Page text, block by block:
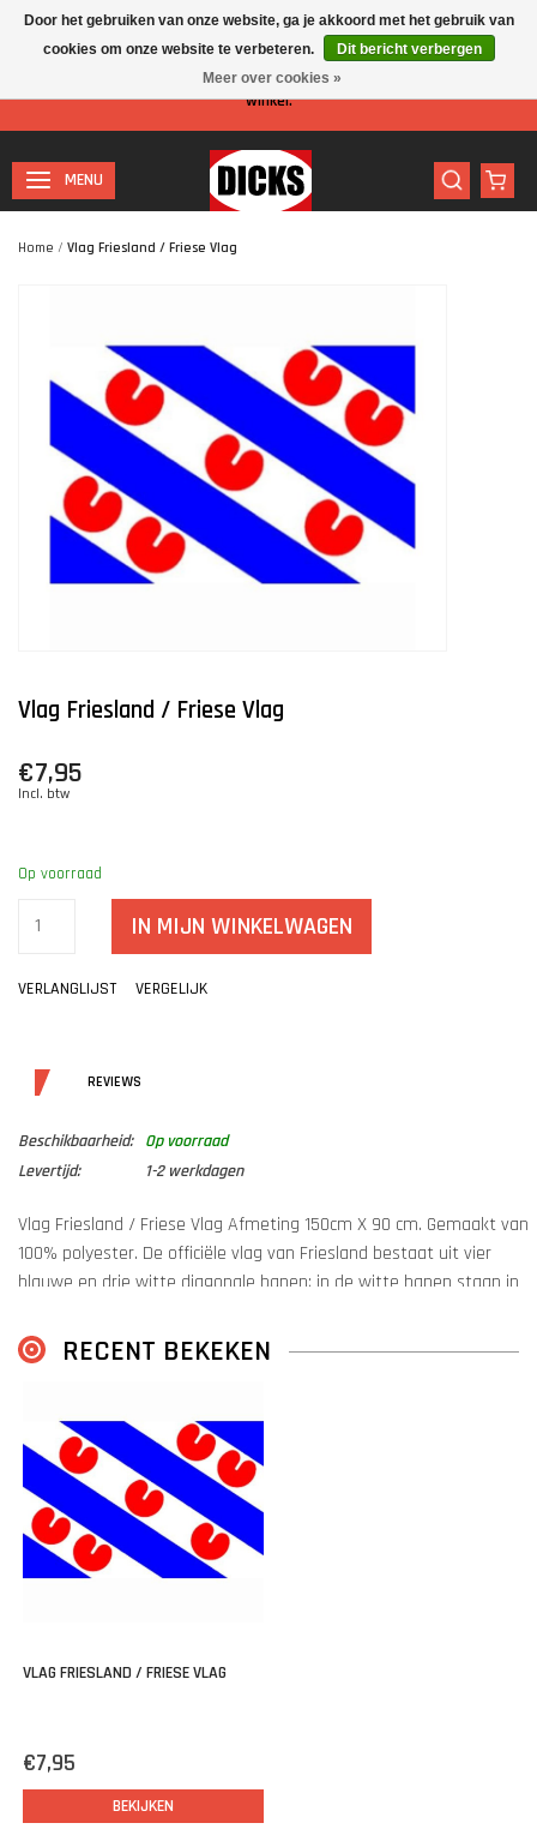
Let op: I.v.m. de zomervakantie is er minder personeel aanwezig in de
winkel.
MENU
Home / Vlag Friesland / Friese Vlag
Vlag Friesland / Friese Vlag
€7,95
Incl. btw
Op voorraad
IN MIJN WINKELWAGEN
VERLANGLIJST VERGELIJK
DETAILSREVIEWS
Beschikbaarheid:
Op voorraad
Levertijd:
1-2 werkdagen
Vlag Friesland / Friese Vlag Afmeting 150cm X 90 cm. Gemaakt van
100% polyester. De officiële vlag van Friesland bestaat uit vier
blauwe en drie witte diagonale banen; in de witte banen staan in
verwijzen naar de middeleeuwse Friese 'zeelanden': zelfstandige
landstreken langs de kust van Alkmaar tot de Wezer, die
Er zijn nooit precies zeven van deze bestuurseenheden geweest,
het getal zeven heeft waarschijnlijk de connotatie 'veel'. Sommige
bronnen gaan wel uit van zeven Friese landen: West-Friesland,
Westergo, Oostergo, Hunzingo, Fivelingo, Emsingo en Jeverland.
RECENT BEKEKEN
VLAG FRIESLAND / FRIESE VLAG
€7,95
BEKIJKEN
Door het gebruiken van onze website, ga je akkoord met het gebruik van
cookies om onze website te verbeteren.
Dit bericht verbergen
Meer over cookies »